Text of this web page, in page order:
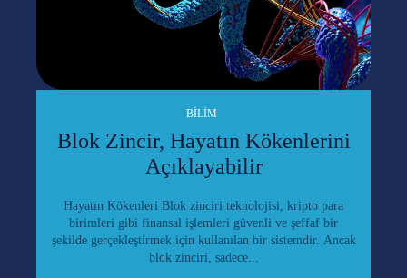
BILIM
Blok Zincir, Hayatın Kökenlerini
Açıklayabilir
Hayatın Kökenleri Blok zinciri teknolojisi, kripto para
birimleri gibi finansal işlemleri güvenli ve şeffaf bir
şekilde gerçekleştirmek için kullanılan bir sistemdir. Ancak
blok zinciri, sadece...